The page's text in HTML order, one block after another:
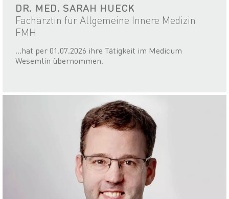
DR. MED. SARAH HUECK
Fachärztin für Allgemeine Innere Medizin
FMH
...hat per 01.07.2026 ihre Tätigkeit im Medicum
Wesemlin übernommen.